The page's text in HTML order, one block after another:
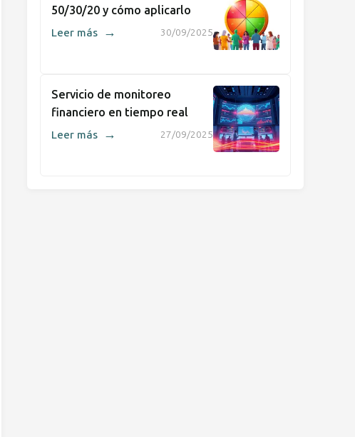
50/30/20 y cómo aplicarlo
30/09/2025
Leer más →
Servicio de monitoreo
financiero en tiempo real
27/09/2025
Leer más →